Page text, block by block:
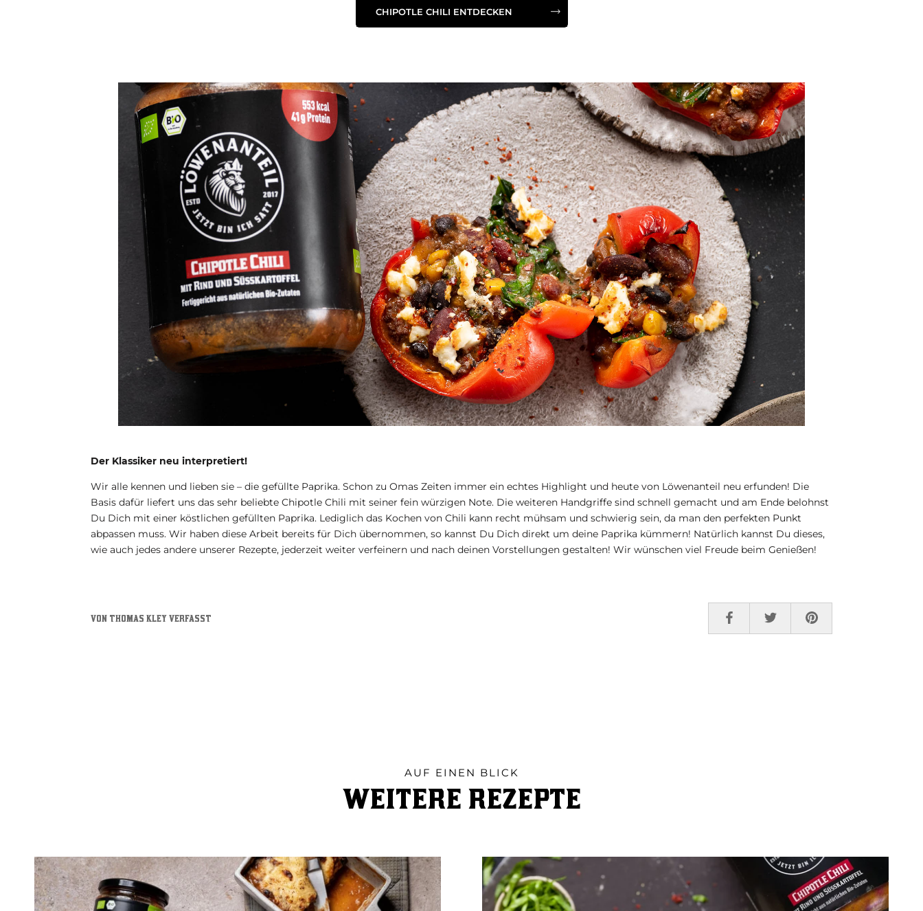
CHIPOTLE CHILI ENTDECKEN
Der Klassiker neu interpretiert!
Wir alle kennen und lieben sie – die gefüllte Paprika. Schon zu Omas Zeiten immer ein echtes Highlight und heute von Löwenanteil neu erfunden! Die
Basis dafür liefert uns das sehr beliebte Chipotle Chili mit seiner fein würzigen Note. Die weiteren Handgriffe sind schnell gemacht und am Ende belohnst
Du Dich mit einer köstlichen gefüllten Paprika. Lediglich das Kochen von Chili kann recht mühsam und schwierig sein, da man den perfekten Punkt
abpassen muss. Wir haben diese Arbeit bereits für Dich übernommen, so kannst Du Dich direkt um deine Paprika kümmern! Natürlich kannst Du dieses,
wie auch jedes andere unserer Rezepte, jederzeit weiter verfeinern und nach deinen Vorstellungen gestalten! Wir wünschen viel Freude beim Genießen!
VON THOMAS KLEY VERFASST
AUF EINEN BLICK
WEITERE REZEPTE